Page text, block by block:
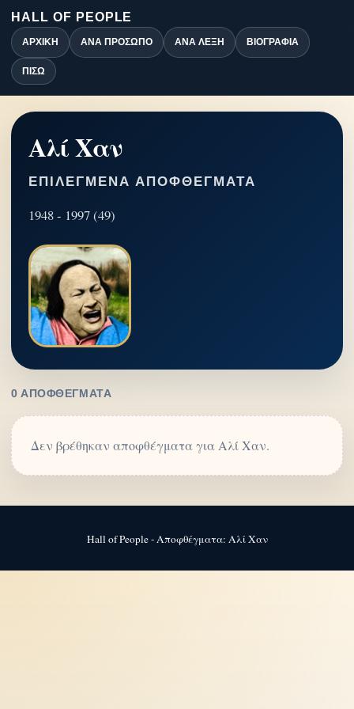
HALL OF PEOPLE
ΑΡΧΙΚΉ ΑΝΆ ΠΡΌΣΩΠΟ ΑΝΆ ΛΈΞΗ ΒΙΟΓΡΑΦΊΑ
ΠΊΣΩ
Αλί Χαν
ΕΠΙΛΕΓΜΈΝΑ ΑΠΟΦΘΈΓΜΑΤΑ
1948 - 1997 (49)
0 ΑΠΟΦΘΈΓΜΑΤΑ
Δεν βρέθηκαν αποφθέγματα για Αλί Χαν.
Hall of People - Αποφθέγματα: Αλί Χαν